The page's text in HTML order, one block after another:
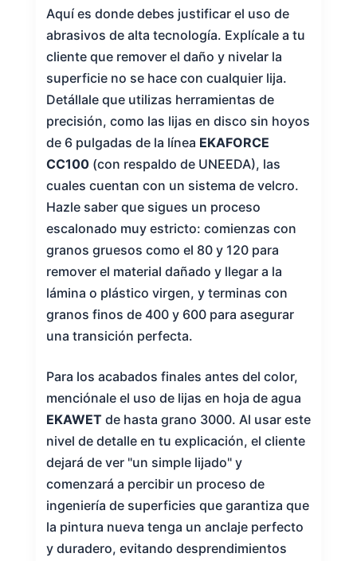
Aquí es donde debes justificar el uso de
abrasivos de alta tecnología. Explícale a tu
cliente que remover el daño y nivelar la
superficie no se hace con cualquier lija.
Detállale que utilizas herramientas de
precisión, como las lijas en disco sin hoyos
de 6 pulgadas de la línea EKAFORCE
CC100(con respaldo de UNEEDA), las
cuales cuentan con un sistema de velcro.
Hazle saber que sigues un proceso
escalonado muy estricto: comienzas con
granos gruesos como el 80 y 120 para
remover el material dañado y llegar a la
lámina o plástico virgen, y terminas con
granos finos de 400 y 600 para asegurar
una transición perfecta.
Para los acabados finales antes del color,
menciónale el uso de lijas en hoja de agua
EKAWETde hasta grano 3000. Al usar este
nivel de detalle en tu explicación, el cliente
dejará de ver "un simple lijado" y
comenzará a percibir un proceso de
ingeniería de superficies que garantiza que
la pintura nueva tenga un anclaje perfecto
y duradero, evitando desprendimientos